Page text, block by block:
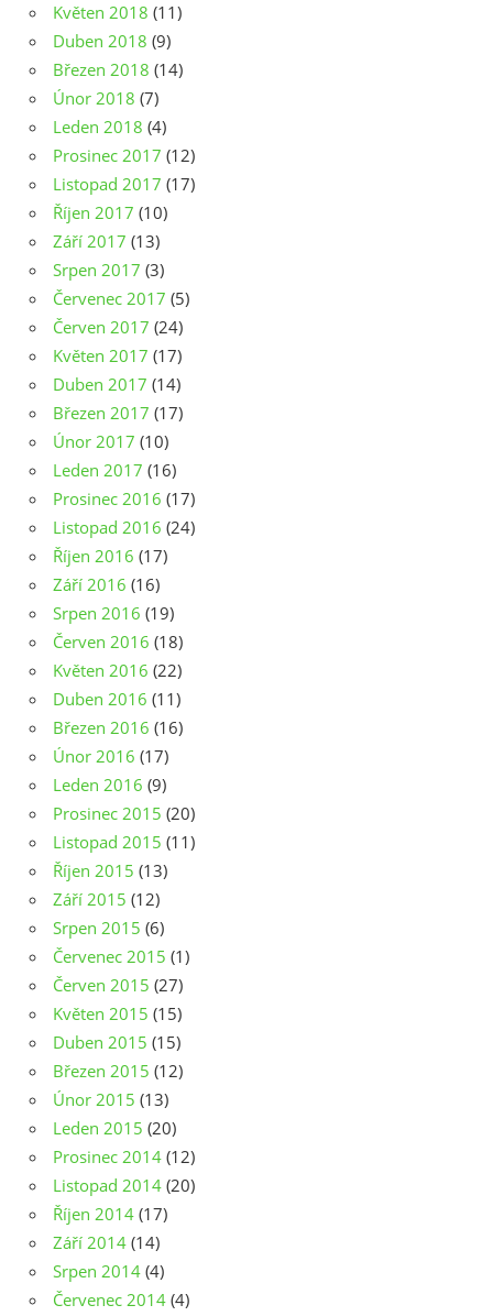
Květen 2018 (11)
Duben 2018 (9)
Březen 2018 (14)
Únor 2018 (7)
Leden 2018 (4)
Prosinec 2017 (12)
Listopad 2017 (17)
Říjen 2017 (10)
Září 2017 (13)
Srpen 2017 (3)
Červenec 2017 (5)
Červen 2017 (24)
Květen 2017 (17)
Duben 2017 (14)
Březen 2017 (17)
Únor 2017 (10)
Leden 2017 (16)
Prosinec 2016 (17)
Listopad 2016 (24)
Říjen 2016 (17)
Září 2016 (16)
Srpen 2016 (19)
Červen 2016 (18)
Květen 2016 (22)
Duben 2016 (11)
Březen 2016 (16)
Únor 2016 (17)
Leden 2016 (9)
Prosinec 2015 (20)
Listopad 2015 (11)
Říjen 2015 (13)
Září 2015 (12)
Srpen 2015 (6)
Červenec 2015 (1)
Červen 2015 (27)
Květen 2015 (15)
Duben 2015 (15)
Březen 2015 (12)
Únor 2015 (13)
Leden 2015 (20)
Prosinec 2014 (12)
Listopad 2014 (20)
Říjen 2014 (17)
Září 2014 (14)
Srpen 2014 (4)
Červenec 2014 (4)